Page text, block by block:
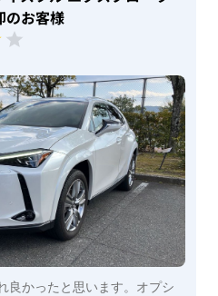
のお客様
良かったと思います。オプシ